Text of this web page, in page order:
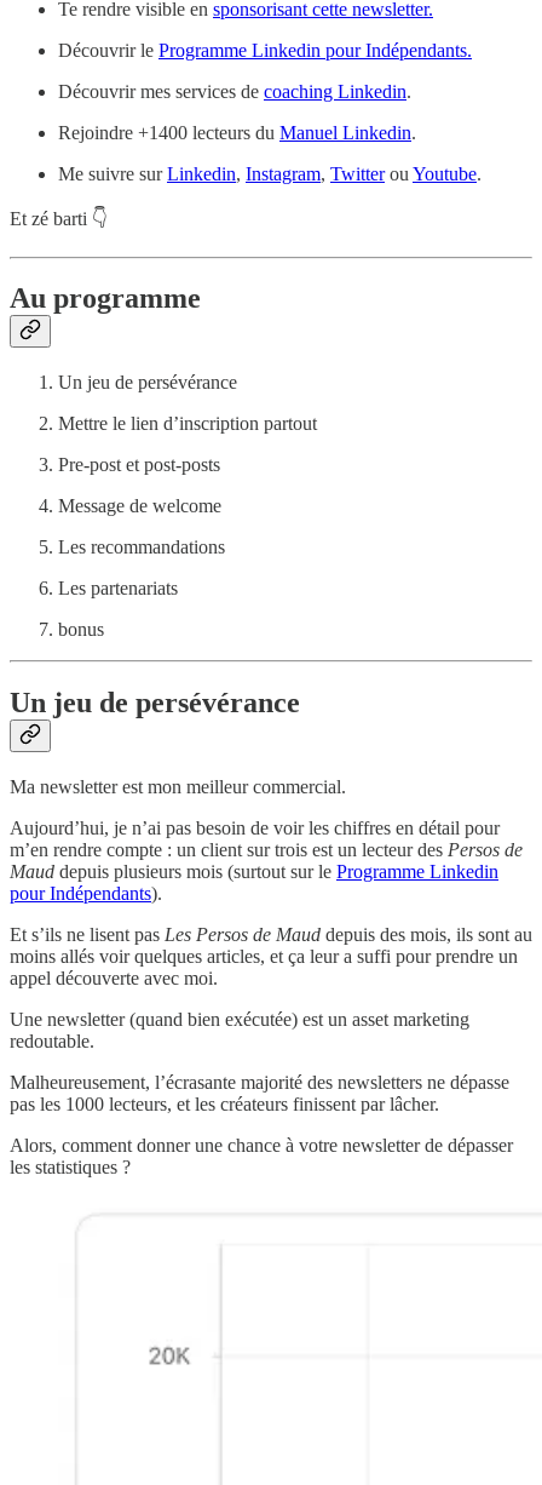
Te rendre visible en sponsorisant cette newsletter.
Découvrir le Programme Linkedin pour Indépendants.
Découvrir mes services de coaching Linkedin.
Rejoindre +1400 lecteurs du Manuel Linkedin.
Me suivre surLinkedin, Instagram, Twitterou Youtube.
Et zé barti 👇
Au programme
Un jeu de persévérance
Mettre le lien d’inscription partout
Pre-post et post-posts
Message de welcome
Les recommandations
Les partenariats
bonus
Un jeu de persévérance
Ma newsletter est mon meilleur commercial.
Aujourd’hui, je n’ai pas besoin de voir les chiffres en détail pour
m’en rendre compte : un client sur trois est un lecteur des Persos de
Maud depuis plusieurs mois (surtout sur le Programme Linkedin
pour Indépendants).
Et s’ils ne lisent pas Les Persos de Maud depuis des mois, ils sont au
moins allés voir quelques articles, et ça leur a suffi pour prendre un
appel découverte avec moi.
Une newsletter (quand bien exécutée) est un asset marketing
redoutable.
Malheureusement, l’écrasante majorité des newsletters ne dépasse
pas les 1000 lecteurs, et les créateurs finissent par lâcher.
Alors, comment donner une chance à votre newsletter de dépasser
les statistiques ?